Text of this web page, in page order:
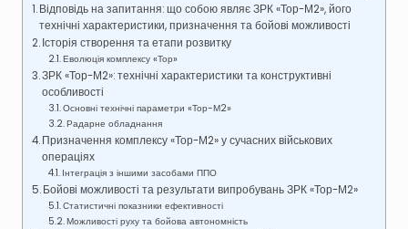
Відповідь на запитання: що собою являє ЗРК «Тор-М2», його
технічні характеристики, призначення та бойові можливості
Історія створення та етапи розвитку
Еволюція комплексу «Тор»
ЗРК «Тор-М2»: технічні характеристики та конструктивні
особливості
Основні технічні параметри «Тор-М2»
Радарне обладнання
Призначення комплексу «Тор-М2» у сучасних військових
операціях
Інтеграція з іншими засобами ППО
Бойові можливості та результати випробувань ЗРК «Тор-М2»
Статистичні показники ефективності
Можливості руху та бойова автономність